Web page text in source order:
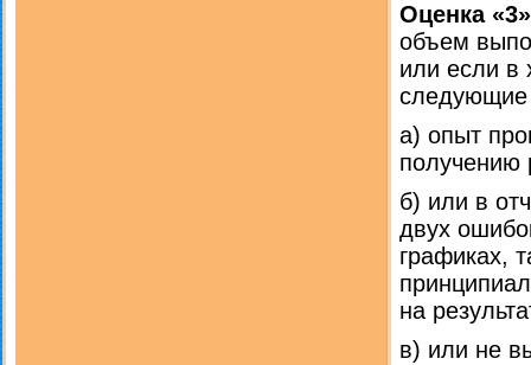
Оценка «3»
объем
или если в
а) опыт
получению
б) или в
двух
графиках,
на
в) или не